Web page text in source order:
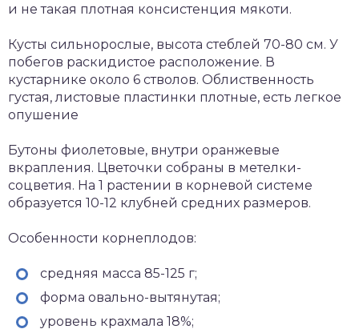
и не такая плотная консистенция мякоти.
Кусты сильнорослые, высота стеблей 70-80 см. У
побегов раскидистое расположение. В
кустарнике около 6 стволов. Облиственность
густая, листовые пластинки плотные, есть легкое
опушение
Бутоны фиолетовые, внутри оранжевые
вкрапления. Цветочки собраны в метелки-
соцветия. На 1 растении в корневой системе
образуется 10-12 клубней средних размеров.
Особенности корнеплодов:
средняя масса 85-125 г;
форма овально-вытянутая;
уровень крахмала 18%;